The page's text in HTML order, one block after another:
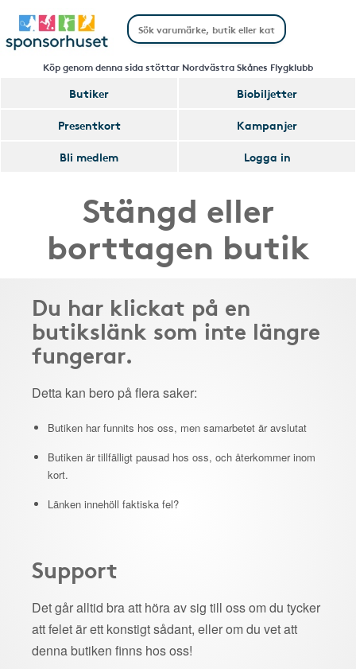
Köp genom denna sida stöttar Nordvästra Skånes Flygklubb
Butiker
Biobiljetter
Presentkort
Kampanjer
Bli medlem
Logga in
Stängd eller
borttagen butik
Du har klickat på en
butikslänk som inte längre
fungerar.
Detta kan bero på flera saker:
Butiken har funnits hos oss, men samarbetet är avslutat
Butiken är tillfälligt pausad hos oss, och återkommer inom
kort.
Länken innehöll faktiska fel?
Support
Det går alltid bra att höra av sig till oss om du tycker
att felet är ett konstigt sådant, eller om du vet att
denna butiken finns hos oss!